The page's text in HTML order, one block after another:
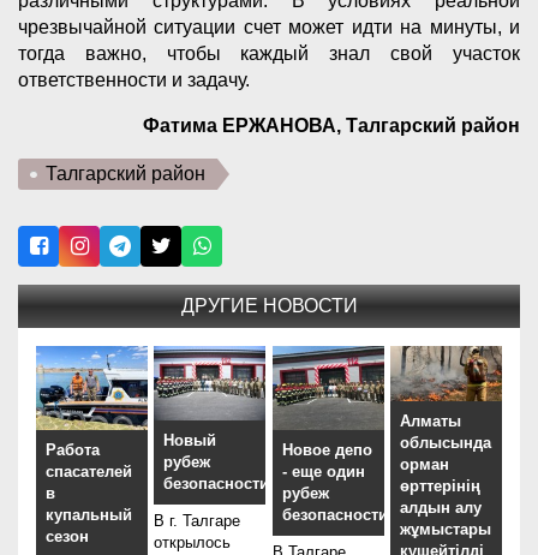
чрезвычайной ситуации счет может идти на минуты, и
тогда важно, чтобы каждый знал свой участок
ответственности и задачу.
Фатима ЕРЖАНОВА, Талгарский район
Талгарский район
ДРУГИЕ НОВОСТИ
Работа
спасателей
в
купальный
сезон
Новый
рубеж
безопасности
В г. Талгаре
открылось
Новое депо
- еще один
рубеж
безопасности
Алматы
облысында
орман
өрттерінің
алдын алу
жұмыстары
күшейтілді